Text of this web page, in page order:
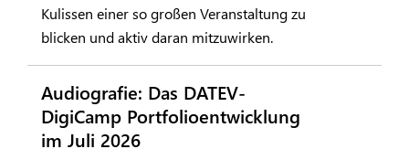
Kulissen einer so großen Veranstaltung zu
blicken und aktiv daran mitzuwirken.
Audiografie: Das DATEV-
DigiCamp Portfolioentwicklung
im Juli 2026